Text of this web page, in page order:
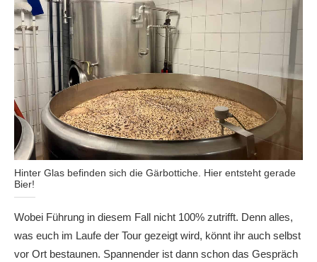
Hinter Glas befinden sich die Gärbottiche. Hier entsteht gerade
Bier!
Wobei Führung in diesem Fall nicht 100% zutrifft. Denn alles,
was euch im Laufe der Tour gezeigt wird, könnt ihr auch selbst
vor Ort bestaunen. Spannender ist dann schon das Gespräch